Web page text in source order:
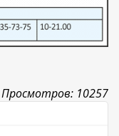
Просмотров: 10257